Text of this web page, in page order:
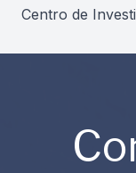
Centro de